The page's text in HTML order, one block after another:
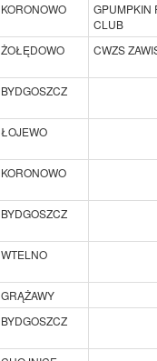
KORONOWO
GPUMPKIN
CLUB
ŻOŁĘDOWO CWZS
BYDGOSZCZ
ŁOJEWO
KORONOWO
BYDGOSZCZ
WTELNO
GRĄŻAWY
BYDGOSZCZ